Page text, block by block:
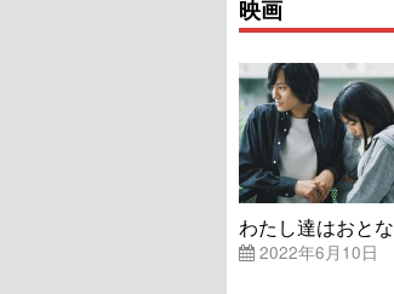
映画
わたし達はおとな
2022年6月10日